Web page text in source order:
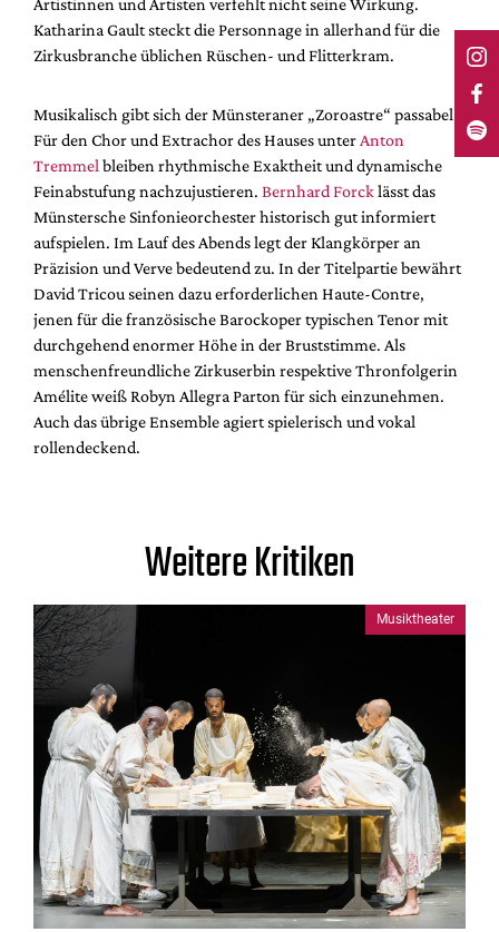
Artistinnen und Artisten verfehlt nicht seine Wirkung.
Katharina Gault steckt die Personnage in allerhand für die
Zirkusbranche üblichen Rüschen- und Flitterkram.
Musikalisch gibt sich der Münsteraner „Zoroastre“ passabel.
Für den Chor und Extrachor des Hauses unter Anton
Tremmel bleiben rhythmische Exaktheit und dynamische
Feinabstufung nachzujustieren. Bernhard Forcklässt das
Münstersche Sinfonieorchester historisch gut informiert
aufspielen. Im Lauf des Abends legt der Klangkörper an
Präzision und Verve bedeutend zu. In der Titelpartie bewährt
David Tricou seinen dazu erforderlichen Haute-Contre,
jenen für die französische Barockoper typischen Tenor mit
durchgehend enormer Höhe in der Bruststimme. Als
menschenfreundliche Zirkuserbin respektive Thronfolgerin
Amélite weiß Robyn Allegra Parton für sich einzunehmen.
Auch das übrige Ensemble agiert spielerisch und vokal
rollendeckend.
Weitere Kritiken
Musiktheater